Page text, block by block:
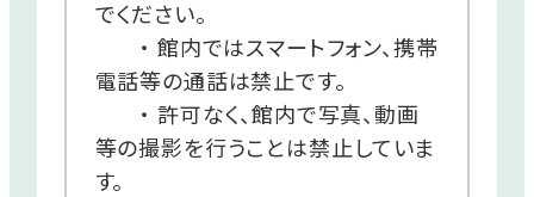
でください。
・ 館内ではスマートフォン、携帯
電話等の通話は禁止です。
・ 許可なく、館内で写真、動画
等の撮影を行うことは禁止していま
す。